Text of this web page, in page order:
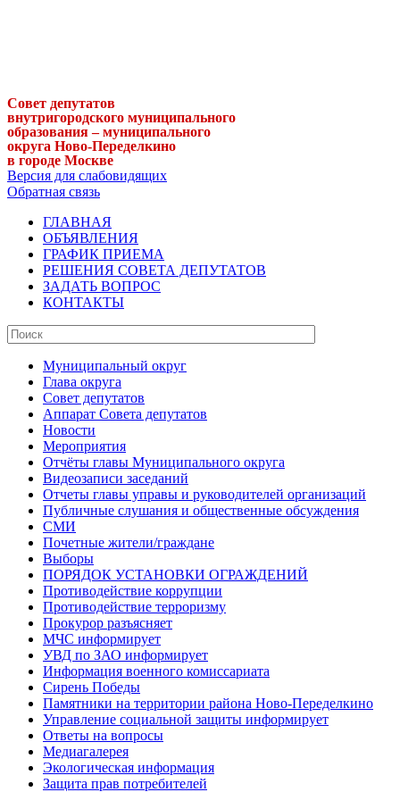
Совет депутатов
внутригородского муниципального
образования – муниципального
округа Ново-Переделкино
в городе Москве
Версия для слабовидящих
Обратная связь
ГЛАВНАЯ
ОБЪЯВЛЕНИЯ
ГРАФИК ПРИЕМА
РЕШЕНИЯ СОВЕТА ДЕПУТАТОВ
ЗАДАТЬ ВОПРОС
КОНТАКТЫ
Муниципальный округ
Глава округа
Совет депутатов
Аппарат Совета депутатов
Новости
Мероприятия
Отчёты главы Муниципального округа
Видеозаписи заседаний
Отчеты главы управы и руководителей организаций
Публичные слушания и общественные обсуждения
СМИ
Почетные жители/граждане
Выборы
ПОРЯДОК УСТАНОВКИ ОГРАЖДЕНИЙ
Противодействие коррупции
Противодействие терроризму
Прокурор разъясняет
МЧС информирует
УВД по ЗАО информирует
Информация военного комиссариата
Сирень Победы
Памятники на территории района Ново-Переделкино
Управление социальной защиты информирует
Ответы на вопросы
Медиагалерея
Экологическая информация
Защита прав потребителей